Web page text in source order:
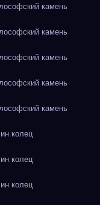
камень
камень
камень
камень
камень
колец
колец
колец